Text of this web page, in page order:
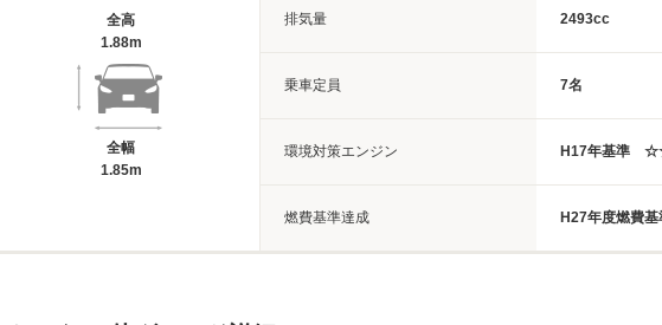
全高
1.88m
全幅
1.85m
排気量 2493cc
乗車定員 7名
環境対策エンジン H17年基準
燃費基準達成 H27年度燃費